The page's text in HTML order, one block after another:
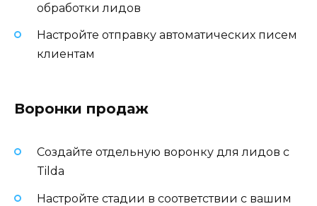
обработки лидов
Настройте отправку автоматических писем
клиентам
Воронки продаж
Создайте отдельную воронку для лидов с
Tilda
Настройте стадии в соответствии с вашим